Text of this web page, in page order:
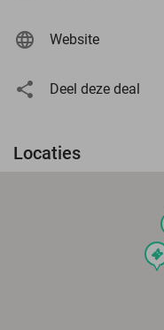
Website
Deel deze deal
Locaties
events